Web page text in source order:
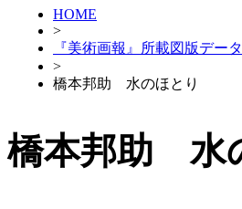
HOME
>
『美術画報』所載図版デー
>
橋本邦助 水のほとり
橋本邦助 水